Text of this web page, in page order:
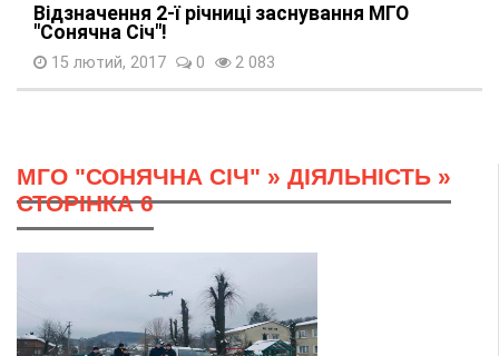
Відзначення 2-ї річниці заснування МГО
"Сонячна Січ"!
15 лютий, 2017 0 2 083
МГО "СОНЯЧНА СІЧ" » ДІЯЛЬНІСТЬ »
СТОРІНКА 6